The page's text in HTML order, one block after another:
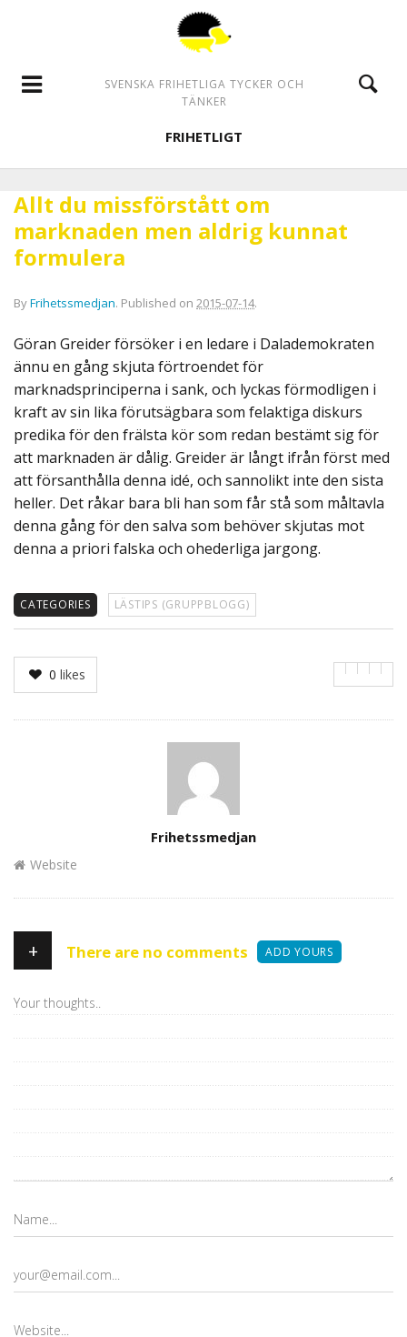
SVENSKA FRIHETLIGA TYCKER OCH
TÄNKER
FRIHETLIGT
Allt du missförstått om
marknaden men aldrig kunnat
formulera
ByFrihetssmedjan. Published on 2015-07-14.
Göran Greider försöker i en ledare i Dalademokraten
ännu en gång skjuta förtroendet för
marknadsprinciperna i sank, och lyckas förmodligen i
kraft av sin lika förutsägbara som felaktiga diskurs
predika för den frälsta kör som redan bestämt sig för
att marknaden är dålig. Greider är långt ifrån först med
att försanthålla denna idé, och sannolikt inte den sista
heller. Det råkar bara bli han som får stå som måltavla
denna gång för den salva som behöver skjutas mot
denna a priori falska och ohederliga jargong.
CATEGORIES LÄSTIPS (GRUPPBLOGG)
0 likes
Frihetssmedjan
Website
+ There are no comments ADD YOURS